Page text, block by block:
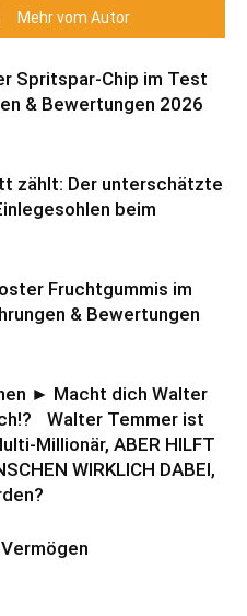
Mehr vom Autor
Spritspar-Chip im Test
& Bewertungen 2026
zählt: Der unterschätzte
beim
Fruchtgummis im
& Bewertungen
► Macht dich Walter
Walter Temmer ist
Millionär, ABER HILFT
WIRKLICH DABEI,